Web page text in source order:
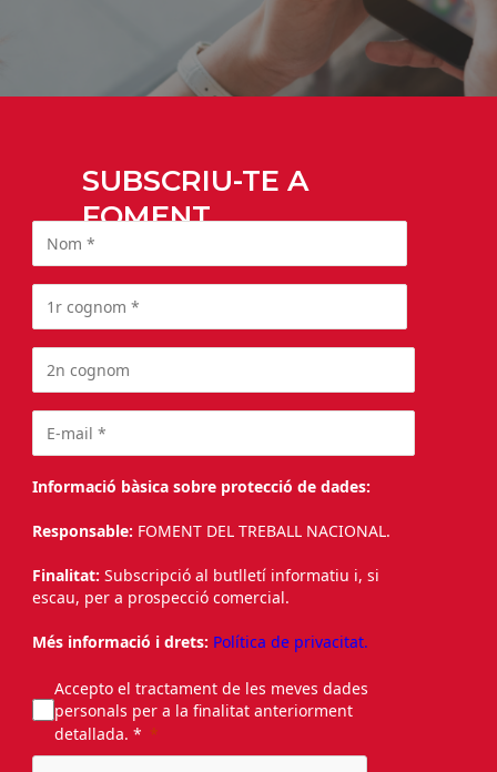
SUBSCRIU-TE A
FOMENT
Informació bàsica sobre protecció de dades:
Responsable: FOMENT DEL TREBALL NACIONAL.
Finalitat: Subscripció al butlletí informatiu i, si
escau, per a prospecció comercial.
Més informació i drets: Política de privacitat.
Accepto el tractament de les meves dades
personals per a la finalitat anteriorment
detallada. *